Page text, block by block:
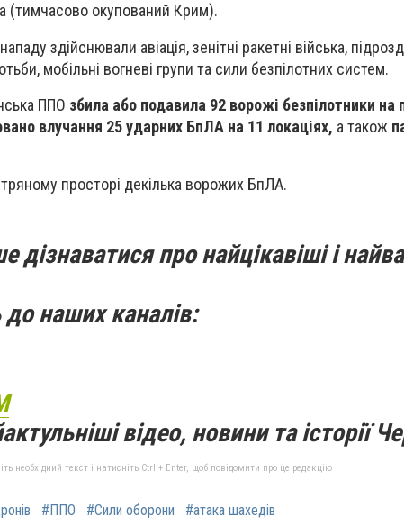
(тимчасово окупований Крим).
здійснювали авіація, зенітні ракетні війська,
мобільні вогневі групи та сили безпілотних систем.
ППО збила або подавила 92 ворожі безпілотники на
влучання 25 ударних БпЛА на 11 локаціях, а також
просторі декілька ворожих БпЛА.
про найцікавіші і
наших каналів:
відео, новини та історії
необхідний текст і натисніть Ctrl + Enter, щоб повідомити про це редакцію
#ППО #Сили оборони #атака шахедів